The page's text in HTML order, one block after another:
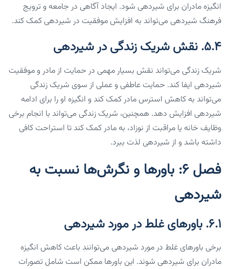
انگیزه مادران برای شیردهی شود. ایجاد آگاهی در جامعه و ترویج
فرهنگ شیردهی می‌تواند به افزایش موفقیت در شیردهی کمک کند.
۵.۴. نقش شریک زندگی در شیردهی
شریک زندگی می‌تواند نقش بسیار مهمی در حمایت از مادر و موفقیت
شیردهی ایفا کند. حمایت عاطفی و عملی از سوی شریک زندگی
می‌تواند به کاهش استرس مادر کمک کند و انگیزه او را برای ادامه
شیردهی افزایش دهد. همچنین، شریک زندگی می‌تواند با انجام برخی
وظایف خانه یا مراقبت از نوزاد، به مادر کمک کند تا استراحت کافی
داشته باشد و از شیردهی لذت ببرد.
فصل ۶: باورها و نگرش‌ها نسبت به
شیردهی
۶.۱. باورهای غلط در مورد شیردهی
برخی باورهای غلط در مورد شیردهی می‌توانند باعث کاهش انگیزه
مادران برای شیردهی شوند. این باورها ممکن است شامل تصورات